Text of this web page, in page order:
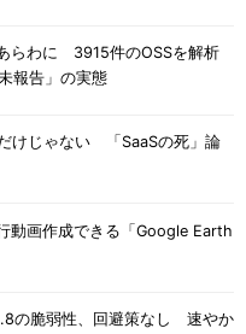
らわに 3915件のOSSを解析
報告」の実態
けじゃない 「SaaSの死」論
動画作成できる「Google Earth
の脆弱性、回避策なし 速やか